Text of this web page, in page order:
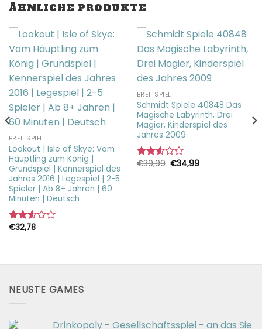
ÄHNLICHE PRODUKTE
BRETTSPIEL
Lookout | Isle of Skye: Vom
Häuptling zum König |
Grundspiel | Kennerspiel des
Jahres 2016 | Legespiel | 2-5
Spieler | Ab 8+ Jahren | 60
Minuten | Deutsch
Bewertet
€32,78
BRETTSPIEL
Schmidt Spiele 40848 Das
Magische Labyrinth, Drei
Magier, Kinderspiel des
Jahres 2009
Bewertet
€39,99 Ursprünglicher
Preis
€34,99Aktueller
NEUSTE GAMES
Drinkopoly - Gesellschaftsspiel - an das Sie